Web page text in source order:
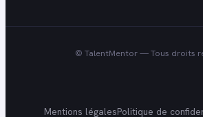
© TalentMentor— Tous droits
Mentions légalesPolitique de